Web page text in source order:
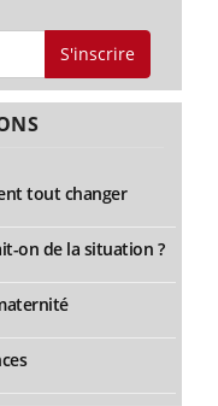
S'inscrire
tout changer
on de la situation ?